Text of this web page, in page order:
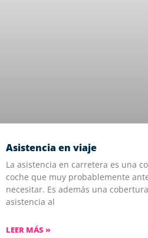
Asistencia en viaje
La asistencia en carretera es una
coche que muy probablemente
necesitar. Es además una
asistencia al
LEER MÁS »